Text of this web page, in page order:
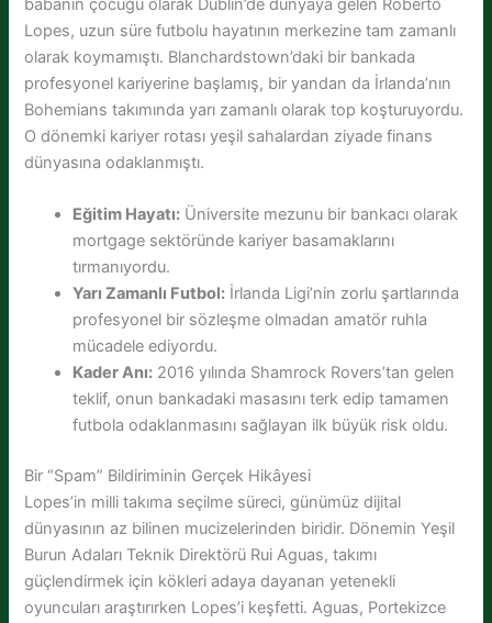
babanın çocuğu olarak Dublin’de dünyaya gelen Roberto
Lopes, uzun süre futbolu hayatının merkezine tam zamanlı
olarak koymamıştı. Blanchardstown’daki bir bankada
profesyonel kariyerine başlamış, bir yandan da İrlanda’nın
Bohemians takımında yarı zamanlı olarak top koşturuyordu.
O dönemki kariyer rotası yeşil sahalardan ziyade finans
dünyasına odaklanmıştı.
Eğitim Hayatı: Üniversite mezunu bir bankacı olarak
mortgage sektöründe kariyer basamaklarını
tırmanıyordu.
Yarı Zamanlı Futbol: İrlanda Ligi’nin zorlu şartlarında
profesyonel bir sözleşme olmadan amatör ruhla
mücadele ediyordu.
Kader Anı: 2016 yılında Shamrock Rovers’tan gelen
teklif, onun bankadaki masasını terk edip tamamen
futbola odaklanmasını sağlayan ilk büyük risk oldu.
Bir “Spam” Bildiriminin Gerçek Hikâyesi
Lopes’in milli takıma seçilme süreci, günümüz dijital
dünyasının az bilinen mucizelerinden biridir. Dönemin Yeşil
Burun Adaları Teknik Direktörü Rui Aguas, takımı
güçlendirmek için kökleri adaya dayanan yetenekli
oyuncuları araştırırken Lopes’i keşfetti. Aguas, Portekizce